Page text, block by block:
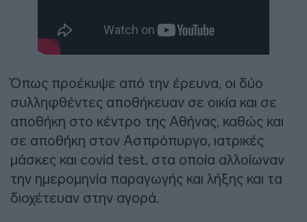
Όπως προέκυψε από την έρευνα, οι δύο
συλληφθέντες αποθήκευαν σε οικία και σε
αποθήκη στο κέντρο της Αθήνας, καθώς και
σε αποθήκη στον Ασπρόπυργο, ιατρικές
μάσκες και covid test, στα οποία αλλοίωναν
την ημερομηνία παραγωγής και λήξης και τα
διοχέτευαν στην αγορά.